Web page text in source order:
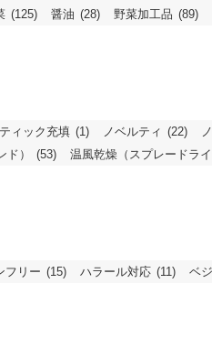
(125) 醤油 (28) 野菜加工品 (89)
ィック充填 (1) ノベルティ (22)
） (53) 温風乾燥（スプレードライ
フリー (15) ハラール対応 (11) ベ